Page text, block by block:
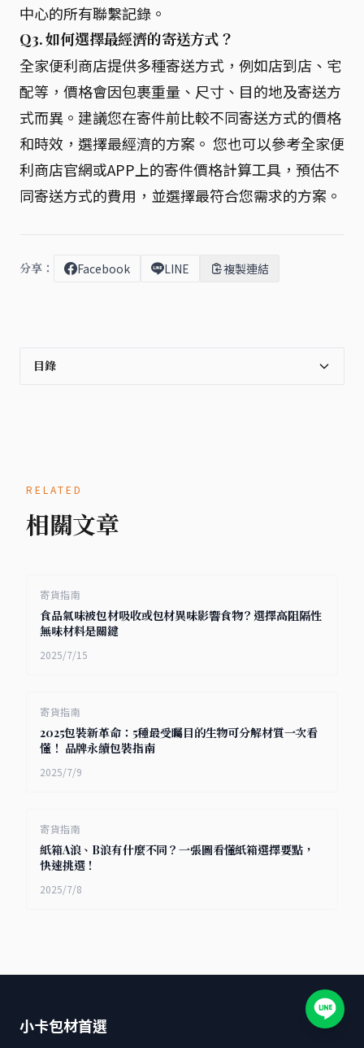
中心的所有聯繫記錄。
Q3. 如何選擇最經濟的寄送方式？
全家便利商店提供多種寄送方式，例如店到店、宅
配等，價格會因包裹重量、尺寸、目的地及寄送方
式而異。建議您在寄件前比較不同寄送方式的價格
和時效，選擇最經濟的方案。 您也可以參考全家便
利商店官網或APP上的寄件價格計算工具，預估不
同寄送方式的費用，並選擇最符合您需求的方案。
分享： Facebook LINE 複製連結
目錄
RELATED
相關文章
寄貨指南
食品氣味被包材吸收或包材異味影響食物？選擇高阻隔性
無味材料是關鍵
2025/7/15
寄貨指南
2025包裝新革命：5種最受矚目的生物可分解材質一次看
懂！ 品牌永續包裝指南
2025/7/9
寄貨指南
紙箱A浪、B浪有什麼不同？一張圖看懂紙箱選擇要點，
快速挑選！
2025/7/8
小卡包材首選